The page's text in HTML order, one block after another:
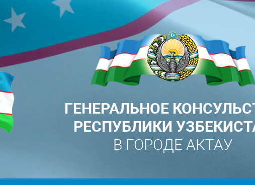
ГЕНЕРАЛЬНОЕ
РЕСПУБЛИКИ
В ГОРОДЕ АКТАУ